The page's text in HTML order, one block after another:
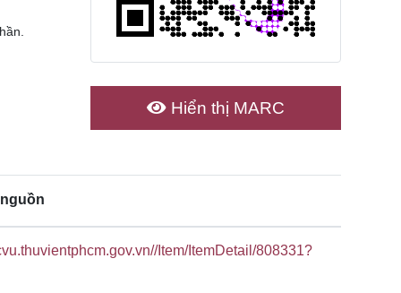
Hiển thị MARC
Item/ItemDetail/808331?